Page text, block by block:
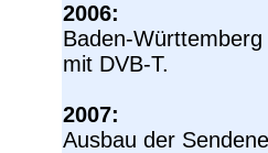
2006:
Baden-
mit DVB-T.
2007:
Ausbau der